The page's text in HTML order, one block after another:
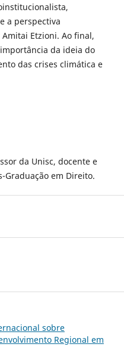
a perspectiva
Etzioni. Ao final,
da ideia do
das crises climática e
da Unisc, docente e
Graduação em Direito.
sobre
Regional em